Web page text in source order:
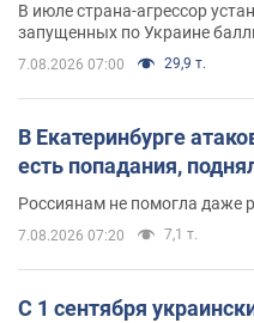
В июле страна-агрессор
запущенных по Украине
7.08.2026 07:00 29,9 т.
В Екатеринбурге
есть попадания,
Россиянам не помогла даже
7.08.2026 07:20 7,1 т.
С 1 сентября